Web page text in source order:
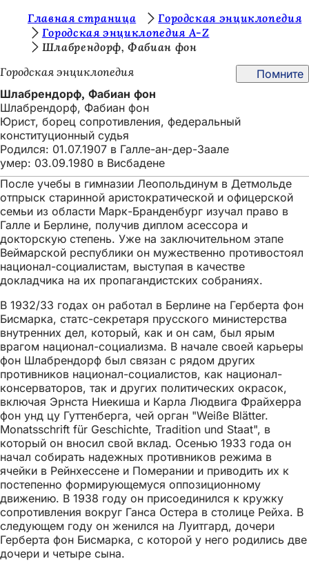
Перейти к содержимому
з
д
е
с
ь
:
Главная страница
Городская энциклопедия
Городская энциклопедия A-Z
Шлабрендорф, Фабиан фон
Городская энциклопедия
Помните
Шлабрендорф, Фабиан фон
Шлабрендорф, Фабиан фон
Юрист, борец сопротивления, федеральный
конституционный судья
Родился: 01.07.1907 в Галле-ан-дер-Заале
умер: 03.09.1980 в Висбадене
После учебы в гимназии Леопольдинум в Детмольде
отпрыск старинной аристократической и офицерской
семьи из области Марк-Бранденбург изучал право в
Галле и Берлине, получив диплом асессора и
докторскую степень. Уже на заключительном этапе
Веймарской республики он мужественно противостоял
национал-социалистам, выступая в качестве
докладчика на их пропагандистских собраниях.
В 1932/33 годах он работал в Берлине на Герберта фон
Бисмарка, статс-секретаря прусского министерства
внутренних дел, который, как и он сам, был ярым
врагом национал-социализма. В начале своей карьеры
фон Шлабрендорф был связан с рядом других
противников национал-социалистов, как национал-
консерваторов, так и других политических окрасок,
включая Эрнста Ниекиша и Карла Людвига Фрайхерра
фон унд цу Гуттенберга, чей орган "Weiße Blätter.
Monatsschrift für Geschichte, Tradition und Staat", в
который он вносил свой вклад. Осенью 1933 года он
начал собирать надежных противников режима в
ячейки в Рейнхессене и Померании и приводить их к
постепенно формирующемуся оппозиционному
движению. В 1938 году он присоединился к кружку
сопротивления вокруг Ганса Остера в столице Рейха. В
следующем году он женился на Луитгард, дочери
Герберта фон Бисмарка, с которой у него родились две
дочери и четыре сына.